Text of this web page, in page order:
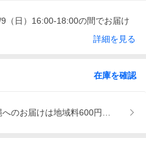
（日）16:00-18:00の間でお届け
詳細を見る
在庫を確認
のお届けは地域料600円をいただ